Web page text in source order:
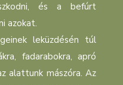
és a befúrt
azokat.
leküzdésén túl
fadarabokra, apró
alattunk mászóra. Az